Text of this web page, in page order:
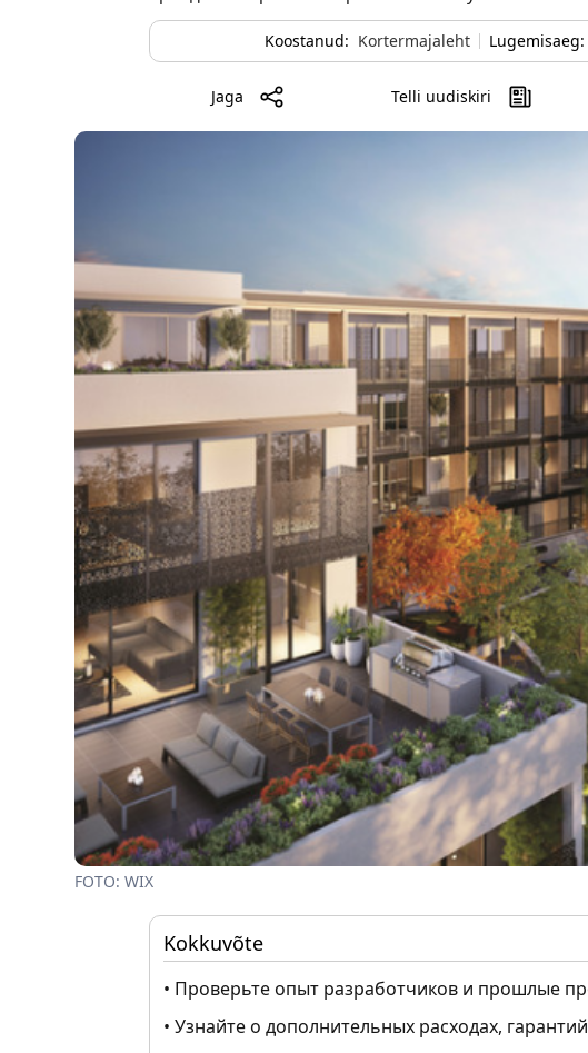
Koostanud: Kortermajaleht Lugemisaeg:
Jaga Telli uudiskiri
FOTO: WIX
Kokkuvõte
• Проверьте опыт разработчиков и прошлые
• Узнайте о дополнительных расходах,